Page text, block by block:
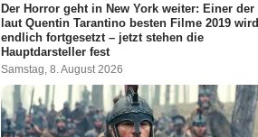
Der Horror geht in New York weiter: Einer der
laut Quentin Tarantino besten Filme 2019 wird
endlich fortgesetzt – jetzt stehen die
Hauptdarsteller fest
Samstag, 8. August 2026